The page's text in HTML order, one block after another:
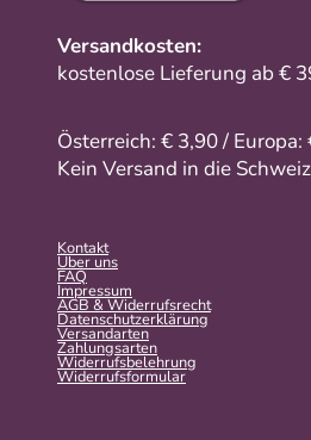
Versandkosten:
kostenlose Lieferung ab €
Österreich: € 3,90 / Europa:
Kein Versand in die Schweiz
Kontakt
Über uns
FAQ
Impressum
AGB & Widerrufsrecht
Datenschutzerklärung
Versandarten
Zahlungsarten
Widerrufsbelehrung
Widerrufs­formular